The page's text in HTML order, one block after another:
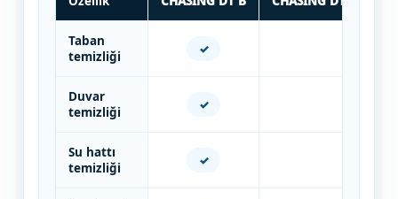
Taban
temizliği
✓
Duvar
temizliği
✓
Su hattı
temizliği
✓